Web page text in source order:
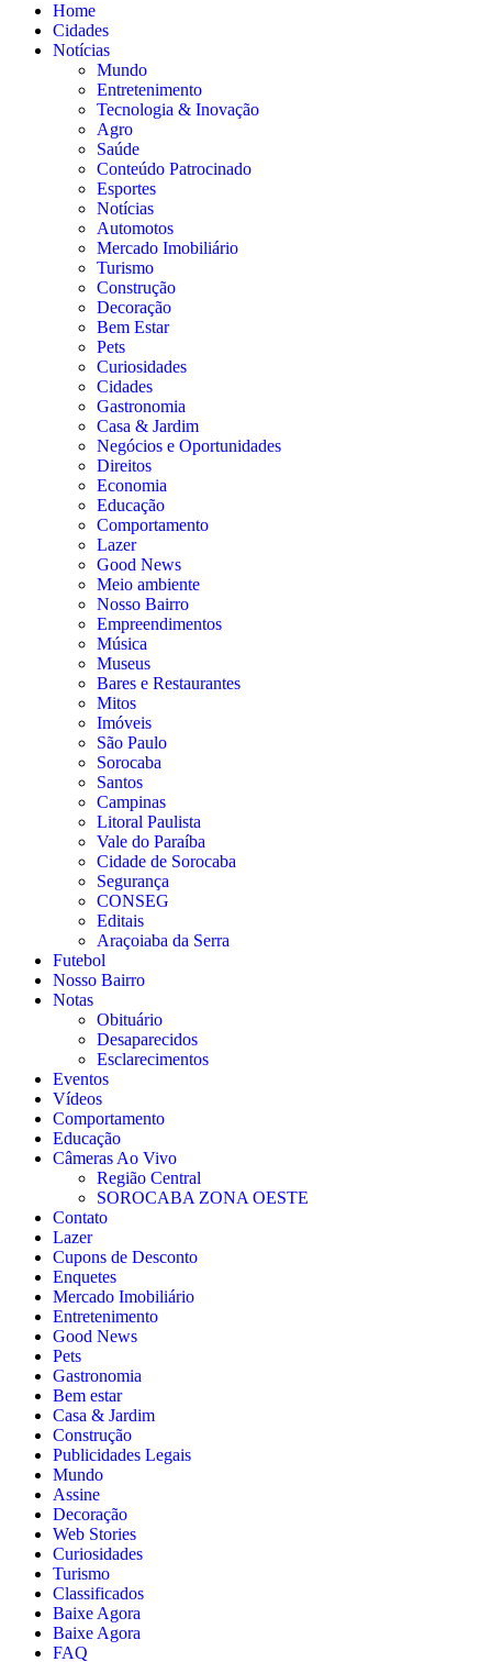
Home
Cidades
Notícias
Mundo
Entretenimento
Tecnologia & Inovação
Agro
Saúde
Conteúdo Patrocinado
Esportes
Notícias
Automotos
Mercado Imobiliário
Turismo
Construção
Decoração
Bem Estar
Pets
Curiosidades
Cidades
Gastronomia
Casa & Jardim
Negócios e Oportunidades
Direitos
Economia
Educação
Comportamento
Lazer
Good News
Meio ambiente
Nosso Bairro
Empreendimentos
Música
Museus
Bares e Restaurantes
Mitos
Imóveis
São Paulo
Sorocaba
Santos
Campinas
Litoral Paulista
Vale do Paraíba
Cidade de Sorocaba
Segurança
CONSEG
Editais
Araçoiaba da Serra
Futebol
Nosso Bairro
Notas
Obituário
Desaparecidos
Esclarecimentos
Eventos
Vídeos
Comportamento
Educação
Câmeras Ao Vivo
Região Central
SOROCABA ZONA OESTE
Contato
Lazer
Cupons de Desconto
Enquetes
Mercado Imobiliário
Entretenimento
Good News
Pets
Gastronomia
Bem estar
Casa & Jardim
Construção
Publicidades Legais
Mundo
Assine
Decoração
Web Stories
Curiosidades
Turismo
Classificados
Baixe Agora
Baixe Agora
FAQ